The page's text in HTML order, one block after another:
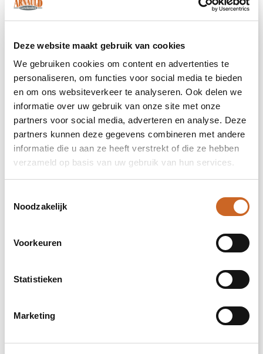
Deze website maakt gebruik van cookies
We gebruiken cookies om content en advertenties te
personaliseren, om functies voor social media te bieden
en om ons websiteverkeer te analyseren. Ook delen we
informatie over uw gebruik van onze site met onze
partners voor social media, adverteren en analyse. Deze
partners kunnen deze gegevens combineren met andere
informatie die u aan ze heeft verstrekt of die ze hebben
verzameld op basis van uw gebruik van hun services.
Noodzakelijk
Voorkeuren
Statistieken
Marketing
Voorzijde (20mm x 15mm)
Onbewerkt
1
2
3
4
3. Kies je aantal